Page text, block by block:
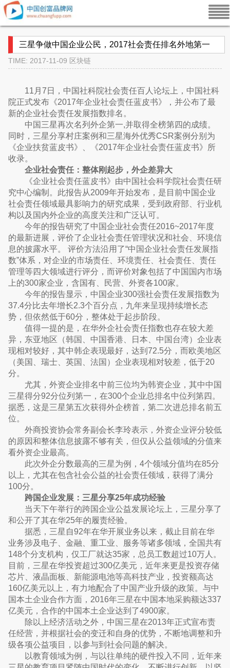
三星争做中国企业公民，2017社会责任排名外地第一
TIME: 2017-11-09 区块链
11月7日，中国社科院社会责任百人论坛上，中国社科
院正式发布《2017年企业社会责任蓝皮书》，并公布了最
新的企业社会责任发展指数排名。
中国三星再次名列外企第一,并取得全榜第四的成绩。
同时，三星分享村庄案例和三星海外优秀CSR案例分别为
《企业扶贫蓝皮书》、《2017年企业社会责任蓝皮书》所
收录。
企业社会责任：整体刚起步，外企差异大
《企业社会责任蓝皮书》由中国社会科学院社会责任研
究中心编制。此报告从2009年开始发布，是目前中国企业
社会责任领域最具影响力的研究成果，受到政府部、行业机
构以及国内外企业的高度关注和广泛认可。
今年的报告研究了中国企业社会责任2016~2017年度
的最新进展，评价了企业社会责任管理状况和社会、环境信
息的披露水平。 评价方法沿用了“中国企业社会责任发展指
数”体系，对企业的市场责任、环境责任、社会责任、责任
管理等四大领域进行评分，而评价对象包括了中国国内市场
上的300家企业，含国有、民营、外资各100家。
今年的报告显示，中国企业300强社会责任发展指数为
37.4分比去年增长2.3个百分点，九年来呈现持续增长态
势，但依然低于60分，整体处于起步阶段。
值得一提的是，在华外企社会责任指数也存在较大差
异，东亚地区（韩国、中国香港、日本、中国台湾）企业表
现相对较好，其中韩企表现最好，达到72.5分，而欧美地区
（美国、瑞士、英国、法国）企业表现相对较差，低于20
分。
尤其，外资企业排名中前三位均为韩资企业，其中中国
三星得分92分位列第一，在300个企业总排名中位列第四。
据悉，这是三星第五次获得外企榜首，第二次进总排名前五
位。
外商投资协会常务副会长李玲表示，外资企业评分较低
的原因和整体信息披露不够有关，但仅从公益领域的分值来
看外资企业最高。
此次外企分数最高的三星为例，4个领域分值均在85分
以上，尤其在包含社会公益的社会责任领域，获得了满分
100分。
跨国企业发展：三星分享25年成功经验
当天下午举行的跨国企业公益发展论坛上，三星分享了
和公开了其在华25年的履责经验。
据悉，三星自92年在华开展业务以来，截止目前在华
业务涉及电子、金融、重工业、服务等诸多领域，全国共有
148个分支机构，仅工厂就达35家，总员工数超过10万人。
目前，三星在华投资超过300亿美元，近年来更是投资存储
芯片、液晶面板、新能源电池等高科技产业，投资额高达
160亿美元以上，有力地配合了中国产业升级的政策。与中
国本土企业合作方面，2016年三星在中国本地采购额达337
亿美元，合作的中国本土企业达到了4900家。
除以上经济活动之外，中国三星在2013年正式宣布责
任经营，并根据社会的变迁和自身的优势，不断地调整和升
级各项公益项目，以参与到社会问题的解决。
以教育领域为例，与以往单纯的硬件投入不同，近年来